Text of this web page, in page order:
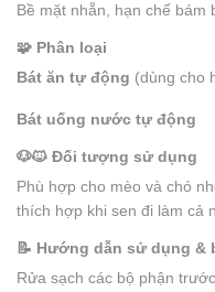
Bề mặt nhẵn, hạn chế bám
🧩 Phân loại
Bát ăn tự động (dùng cho
Bát uống nước tự động
🐶🐱 Đối tượng sử dụng
Phù hợp cho mèo và chó
thích hợp khi sen đi làm cả
📝 Hướng dẫn sử dụng &
Rửa sạch các bộ phận